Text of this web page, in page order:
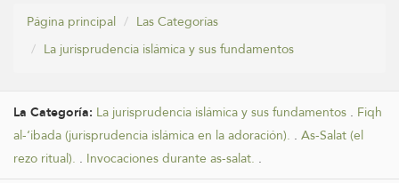
Página principal
Las Categorías
La jurisprudencia islámica y sus fundamentos
La Categoría: La jurisprudencia islámica y sus fundamentos . Fiqh
al-‘ibada (jurisprudencia islámica en la adoración). . As-Salat (el
rezo ritual). . Invocaciones durante as-salat. .